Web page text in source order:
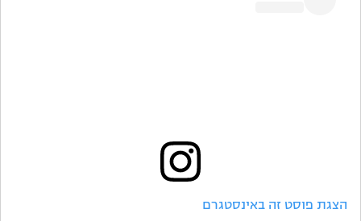
הצגת פוסט זה באינסטגרם